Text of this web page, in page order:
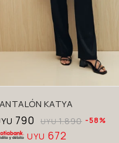
KATYA
790 UYU 1.890 58
UYU 672